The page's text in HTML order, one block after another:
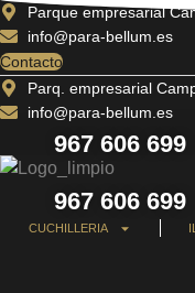
Ir
al
contenido
Parque empresarial
info@para-bellum.es
Contacto
Parq. empresarial
info@para-bellum.es
967 606 699
967 606 699
CUCHILLERIA